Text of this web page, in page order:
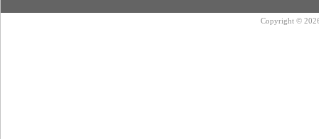
Copyright ©